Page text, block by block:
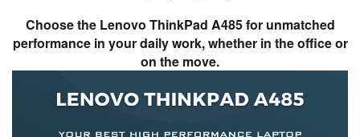
Choose the Lenovo ThinkPad A485 for unmatched
performance in your daily work, whether in the office or
on the move.